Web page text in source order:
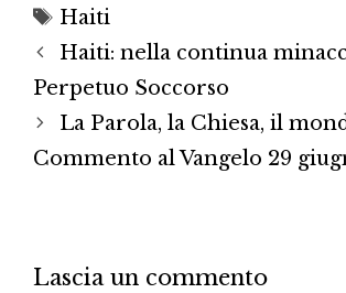
Tag
Haiti
Haiti: nella continua
Perpetuo Soccorso
La Parola, la Chiesa, il
Commento al Vangelo 29
Lascia un commento